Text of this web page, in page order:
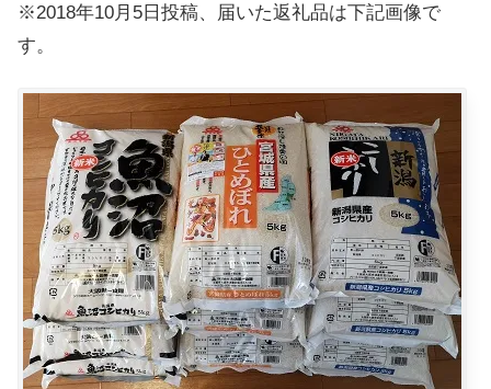
※2018年10月5日投稿、届いた返礼品は下記画像で
す。